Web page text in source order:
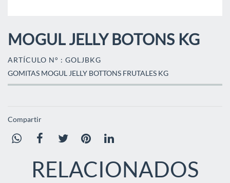
MOGUL JELLY BOTONS KG
ARTÍCULO N° : GOLJBKG
GOMITAS MOGUL JELLY BOTTONS FRUTALES KG
Compartir
RELACIONADOS